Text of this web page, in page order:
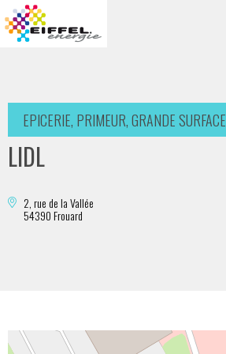
EPICERIE, PRIMEUR, GRANDE SURFACE
LIDL
2, rue de la Vallée
54390 Frouard